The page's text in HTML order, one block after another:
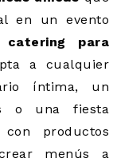
en un evento
catering para
a cualquier
íntima, un
o una fiesta
productos
menús a